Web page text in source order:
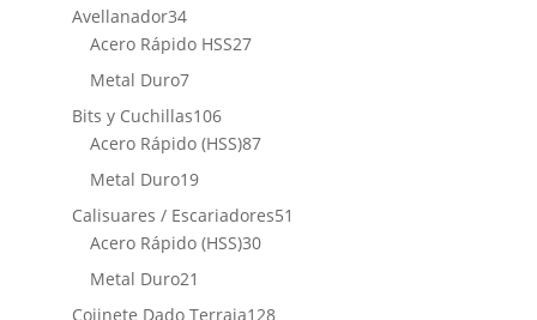
Avellanador3434
productos
Acero Rápido HSS2727
Metal Duro77
productos
Bits y Cuchillas106106
productos
Acero Rápido (HSS)8787
Metal Duro1919
productos
Calisuares / Escariadores51
Acero Rápido (HSS)3030
Metal Duro21
productos
Cojinete Dado Terraja128128